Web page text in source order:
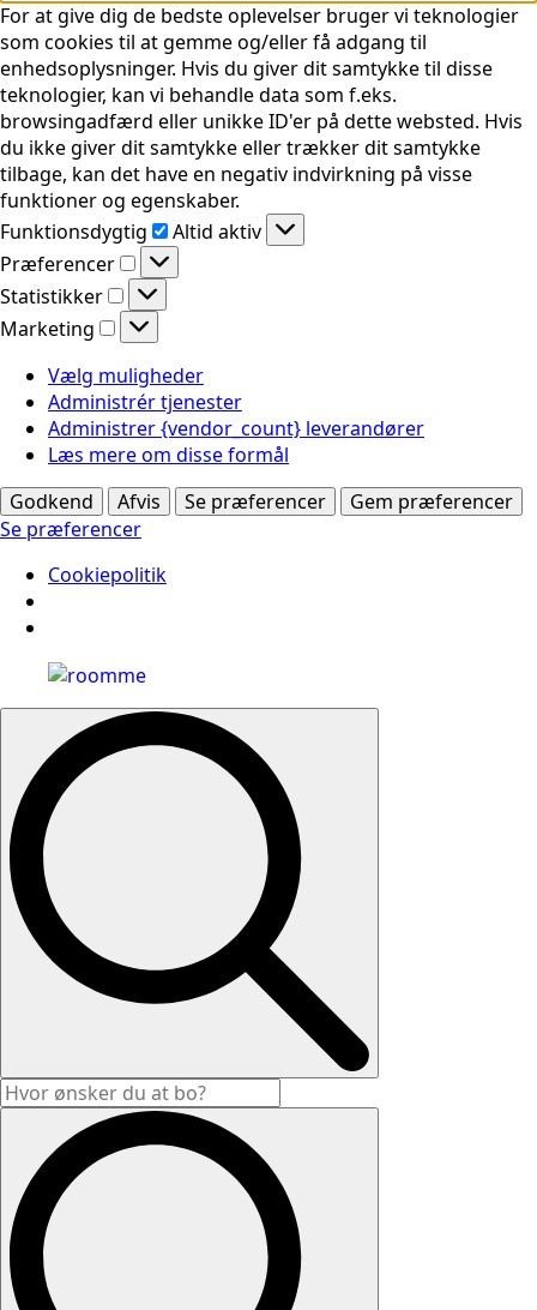
For at give dig de bedste oplevelser bruger vi teknologier
som cookies til at gemme og/eller få adgang til
enhedsoplysninger. Hvis du giver dit samtykke til disse
teknologier, kan vi behandle data som f.eks.
browsingadfærd eller unikke ID'er på dette websted. Hvis
du ikke giver dit samtykke eller trækker dit samtykke
tilbage, kan det have en negativ indvirkning på visse
funktioner og egenskaber.
Funktionsdygtig
Funktionsdygtig
Altid aktiv
Præferencer
Præferencer
Statistikker
Statistikker
Marketing
Marketing
Vælg muligheder
Administrér tjenester
Administrer {vendor_count} leverandører
Læs mere om disse formål
Godkend
Afvis Se præferencer
Gem præferencer
Se præferencer
Cookiepolitik
Search